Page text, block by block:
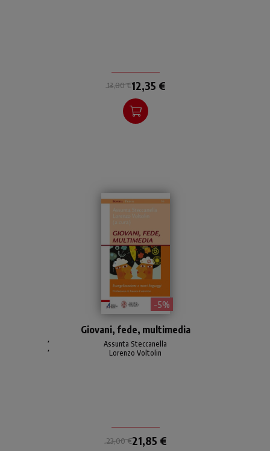
13,00 €12,35 €
- 5%
pastorale sui nuovi
linguaggi multimediali per
comunicare la fede ai
Giovani, fede, multimedia
,
Assunta Steccanella
,
Lorenzo Voltolin
23,00 €21,85 €